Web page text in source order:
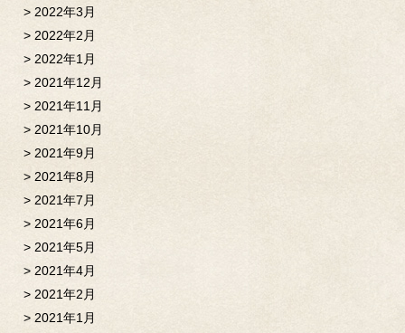
2022年3月
2022年2月
2022年1月
2021年12月
2021年11月
2021年10月
2021年9月
2021年8月
2021年7月
2021年6月
2021年5月
2021年4月
2021年2月
2021年1月